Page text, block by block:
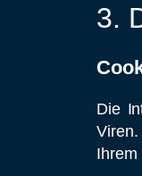
3.
Die
Ihrem